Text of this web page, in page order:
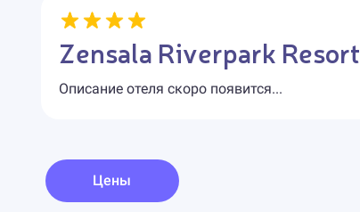
Zensala Riverpark Resort
Описание отеля скоро появится...
Цены